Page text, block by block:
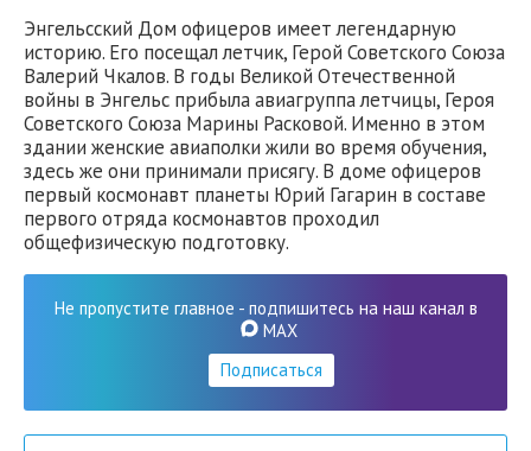
Энгельсский Дом офицеров имеет легендарную
историю. Его посещал летчик, Герой Советского Союза
Валерий Чкалов. В годы Великой Отечественной
войны в Энгельс прибыла авиагруппа летчицы, Героя
Советского Союза Марины Расковой. Именно в этом
здании женские авиаполки жили во время обучения,
здесь же они принимали присягу. В доме офицеров
первый космонавт планеты Юрий Гагарин в составе
первого отряда космонавтов проходил
общефизическую подготовку.
Не пропустите главное - подпишитесь на наш канал в
MAX
Подписаться